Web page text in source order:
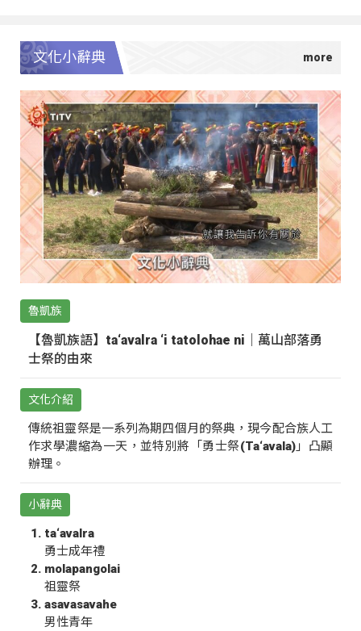
文化小辭典
魯凱族
【魯凱族語】ta‘avalra ‘i tatolohae ni｜萬山部落勇
士祭的由來
文化介紹
傳統祖靈祭是一系列為期四個月的祭典，現今配合族人工
作求學濃縮為一天，並特別將「勇士祭(Ta‘avala)」凸顯
辦理。
小辭典
ta‘avalra
勇士成年禮
molapangolai
祖靈祭
asavasavahe
男性青年